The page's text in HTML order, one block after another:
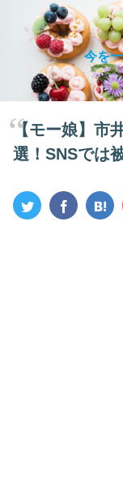
今を
【モー娘】市
選！SNSでは